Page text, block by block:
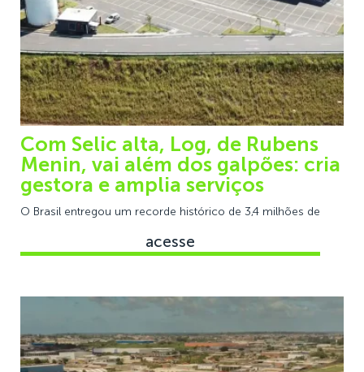
Com Selic alta, Log, de Rubens
Menin, vai além dos galpões: cria
gestora e amplia serviços
O Brasil entregou um recorde histórico de 3,4 milhões de
acesse